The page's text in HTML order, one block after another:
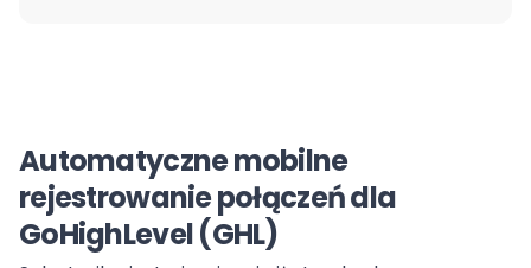
Automatyczne mobilne
rejestrowanie połączeń dla
GoHighLevel (GHL)